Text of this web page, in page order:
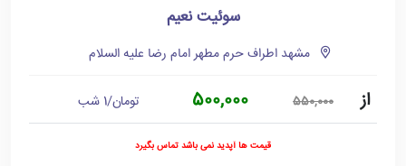
سوئیت نعیم
مشهد اطراف حرم مطهر امام رضا علیه السلام
از 550,000
500,000 تومان/1 شب
قیمت ها آپدید نمی باشد تماس بگیرد